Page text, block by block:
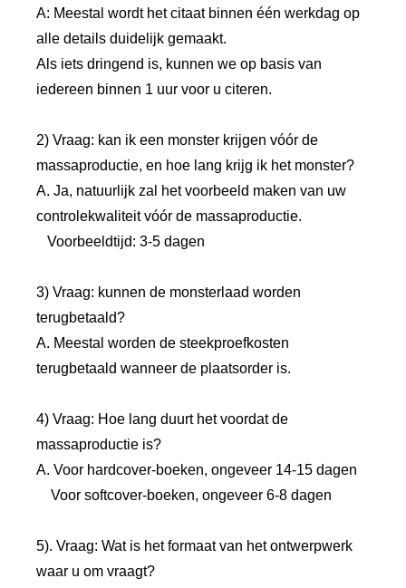
A: Meestal wordt het citaat binnen één werkdag op
alle details duidelijk gemaakt.
Als iets dringend is, kunnen we op basis van
iedereen binnen 1 uur voor u citeren.
2) Vraag: kan ik een monster krijgen vóór de
massaproductie, en hoe lang krijg ik het monster?
A. Ja, natuurlijk zal het voorbeeld maken van uw
controlekwaliteit vóór de massaproductie.
Voorbeeldtijd: 3-5 dagen
3) Vraag: kunnen de monsterlaad worden
terugbetaald?
A. Meestal worden de steekproefkosten
terugbetaald wanneer de plaatsorder is.
4) Vraag: Hoe lang duurt het voordat de
massaproductie is?
A. Voor hardcover-boeken, ongeveer 14-15 dagen
Voor softcover-boeken, ongeveer 6-8 dagen
5). Vraag: Wat is het formaat van het ontwerpwerk
waar u om vraagt?